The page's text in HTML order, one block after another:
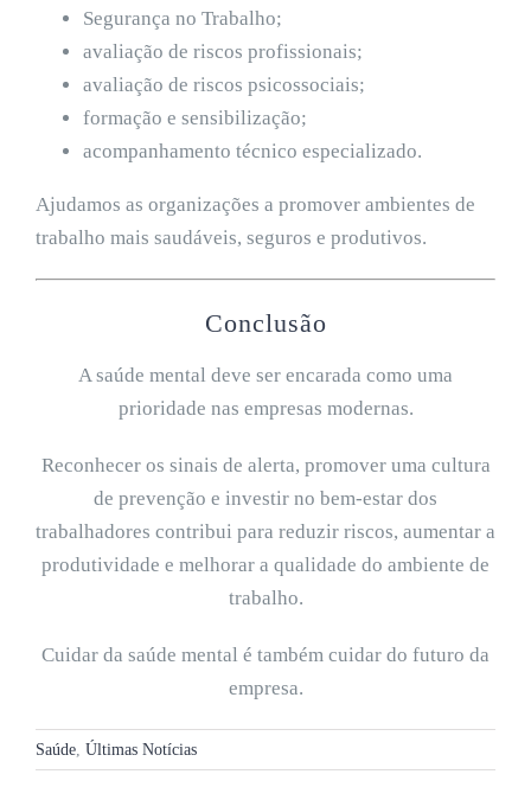
Segurança no Trabalho;
avaliação de riscos profissionais;
avaliação de riscos psicossociais;
formação e sensibilização;
acompanhamento técnico especializado.
Ajudamos as organizações a promover ambientes de
trabalho mais saudáveis, seguros e produtivos.
Conclusão
A saúde mental deve ser encarada como uma
prioridade nas empresas modernas.
Reconhecer os sinais de alerta, promover uma cultura
de prevenção e investir no bem-estar dos
trabalhadores contribui para reduzir riscos, aumentar a
produtividade e melhorar a qualidade do ambiente de
trabalho.
Cuidar da saúde mental é também cuidar do futuro da
empresa.
Saúde Últimas Notícias